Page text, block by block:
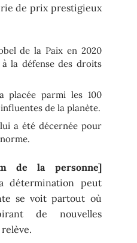
de prix prestigieux
de la Paix en 2020
la défense des droits
placée parmi les 100
de la planète.
a été décernée pour
de la personne]
détermination peut
se voit partout où
de nouvelles